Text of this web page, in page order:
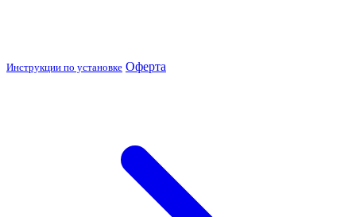
Инструкции по установке Оферта